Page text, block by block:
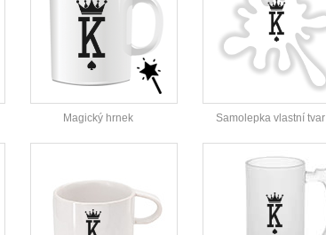
Magický hrnek Samolepka vlastní tvar